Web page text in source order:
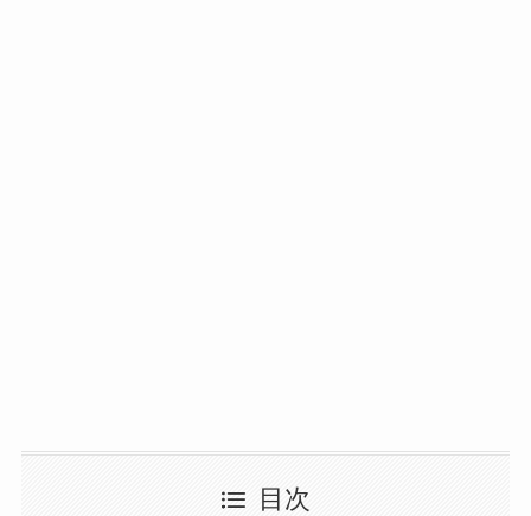
目次